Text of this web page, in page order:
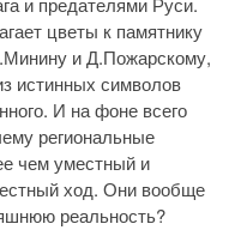
цветы к памятнику
и Д.Пожарскому,
истинных символов
И на фоне всего
региональные
чем уместный и
ход. Они вообще
реальность?